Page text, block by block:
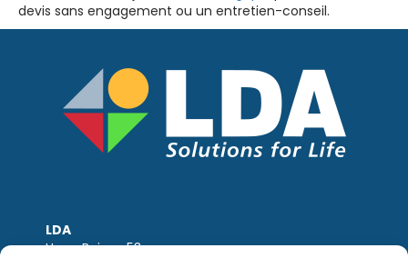
devis sans engagement ou un entretien-conseil.
LDA
Hoge Buizen 53